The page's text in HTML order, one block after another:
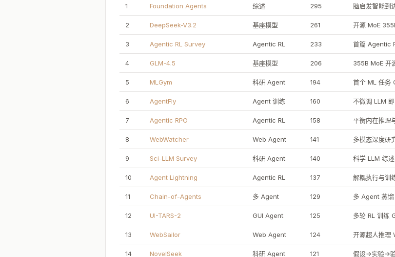
1 Foundation Agents 综述 295 脑启发智能到
2 DeepSeek-V3.2 基座模型 261 开源 MoE
3 Agentic RL Survey Agentic RL 233 首篇 Agentic
4 GLM-4.5 基座模型 206 355B MoE 开
5 MLGym 科研 Agent 194 首个 ML 任务
6 AgentFly Agent 训练 160 不微调 LLM
7 Agentic RPO Agentic RL 158 平衡内在推理
8 WebWatcher Web Agent 141 多模态深度研
9 Sci-LLM Survey 科研 Agent 140 科学 LLM 综
10 Agent Lightning Agentic RL 137 解耦执行与训
11 Chain-of-Agents 多 Agent 129 多 Agent 蒸
12 UI-TARS-2 GUI Agent 125 多轮 RL 训练
13 WebSailor Web Agent 124 开源超人推理
14 NovelSeek 科研 Agent 121 假设→实验→